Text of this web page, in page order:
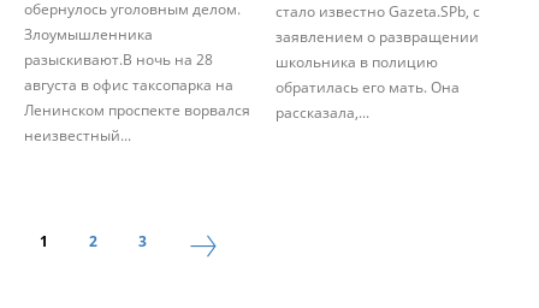
обернулось уголовным делом.
Злоумышленника
разыскивают.В ночь на 28
августа в офис таксопарка на
Ленинском проспекте ворвался
неизвестный...
стало известно Gazeta.SPb, с
заявлением о развращении
школьника в полицию
обратилась его мать. Она
рассказала,...
1 2 3